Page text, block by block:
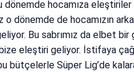
dönemde hocamıza
dönemde de hocamızın
Bu sabrımız da elbet
eleştiri geliyor. İstifaya
bütçelerle Süper Lig’de